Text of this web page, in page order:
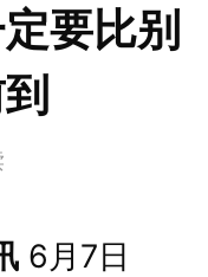
要比别
6月7日